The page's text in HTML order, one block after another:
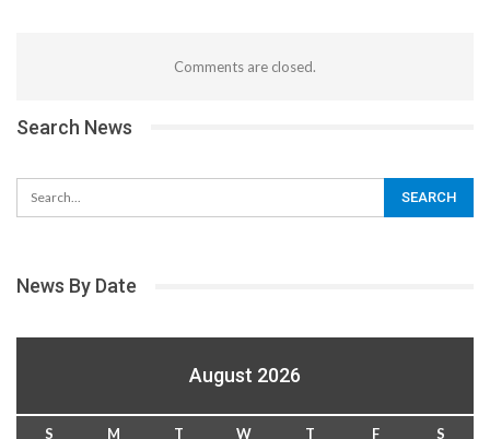
Comments are closed.
Search News
News By Date
August 2026
S M T W T F
S